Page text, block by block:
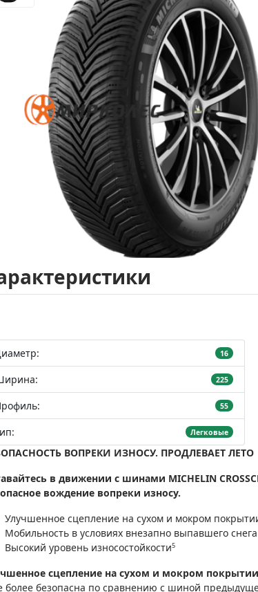
16
225
55
Легковые
ВОПРЕКИ ИЗНОСУ. ПРОДЛЕВАЕТ ЛЕТО
в движении с шинами MICHELIN
вождение вопреки износу.
Улучшенное сцепление на сухом и мокром
Мобильность в условиях внезапно выпавшего снега
Высокий уровень износостойкости5
сцепление на сухом и мокром
более безопасна по сравнению с шиной